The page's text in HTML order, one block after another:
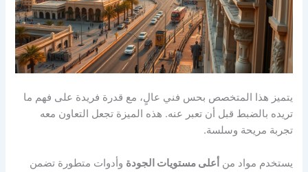
يتميز هذا المتخصص بحس فني عالٍ، مع قدرة فريدة على فهم ما
تريده بالضبط قبل أن تعبر عنه. هذه الميزة تجعل التعاون معه
تجربة مريحة وسلسة.
يستخدم مواد من أعلى مستويات الجودة وأدوات متطورة تضمن